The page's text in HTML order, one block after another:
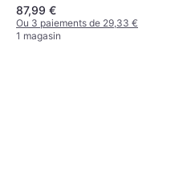
87,99 €
Ou 3 paiements de 29,33 €
1 magasin